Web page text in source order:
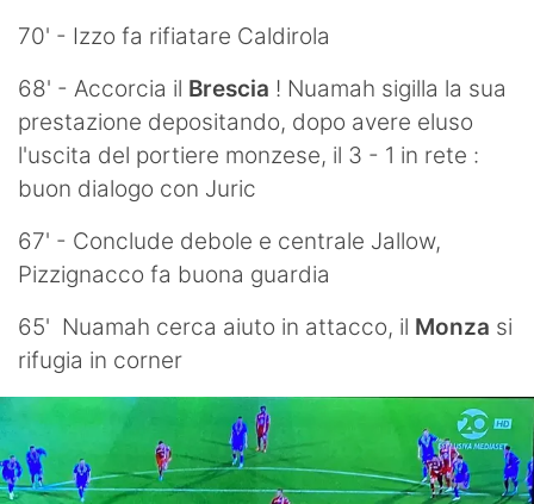
70' - Izzo fa rifiatare Caldirola
68' - Accorcia il Brescia ! Nuamah sigilla la sua
prestazione depositando, dopo avere eluso
l'uscita del portiere monzese, il 3 - 1 in rete :
buon dialogo con Juric
67' - Conclude debole e centrale Jallow,
Pizzignacco fa buona guardia
65' Nuamah cerca aiuto in attacco, il Monza si
rifugia in corner